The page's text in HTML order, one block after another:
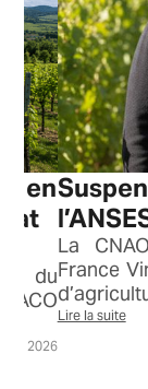
en
du
2026
La
France
Lire la suite